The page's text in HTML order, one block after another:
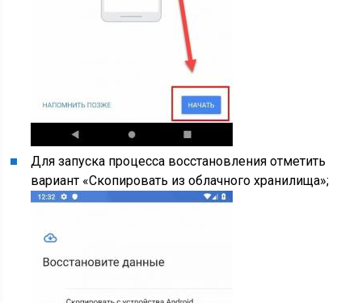
Для запуска процесса восстановления отметить
вариант «Скопировать из облачного хранилища»;